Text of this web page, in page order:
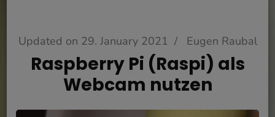
Updated on 29. January 2021 / Eugen Raubal
Raspberry Pi (Raspi) als
Webcam nutzen